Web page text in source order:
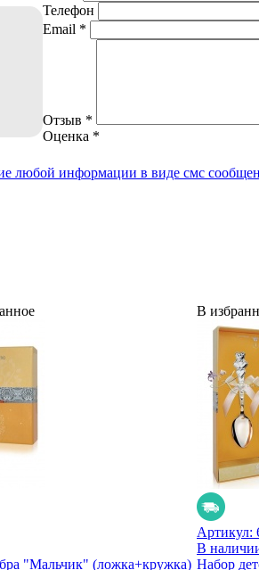
Телефон
Email *
Отзыв *
Оценка *
любой информации в виде смс
"Мальчик" (ложка+кружка)
В
Артикул:
В
Набор